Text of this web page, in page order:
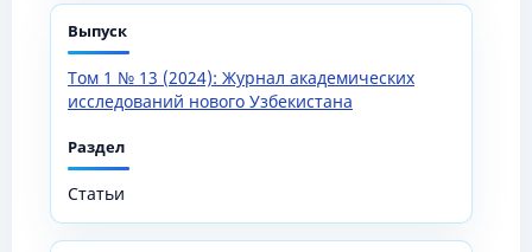
Выпуск
Том 1 № 13 (2024): Журнал академических
исследований нового Узбекистана
Раздел
Статьи